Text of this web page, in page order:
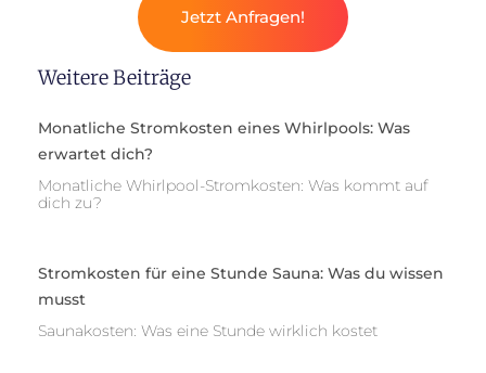
Jetzt Anfragen!
Weitere Beiträge
Monatliche Stromkosten eines Whirlpools: Was
erwartet dich?
Monatliche Whirlpool-Stromkosten: Was kommt auf
dich zu?
Stromkosten für eine Stunde Sauna: Was du wissen
musst
Saunakosten: Was eine Stunde wirklich kostet